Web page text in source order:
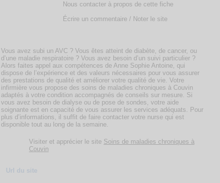
Nous contacter à propos de cette fiche
Écrire un commentaire / Noter le site
Vous avez subi un AVC ? Vous êtes atteint de diabète, de cancer, ou
d’une maladie respiratoire ? Vous avez besoin d’un suivi particulier ?
Alors faites appel aux compétences de Anne Sophie Antoine, qui
dispose de l’expérience et des valeurs nécessaires pour vous assurer
des prestations de qualité et améliorer votre qualité de vie. Votre
infirmière vous propose des soins de maladies chroniques à Couvin
adaptés à votre condition accompagnés de conseils sur mesure. Si
vous avez besoin de dialyse ou de pose de sondes, votre aide
soignante est en capacité de vous assurer les services adéquats. Pour
plus d’informations, il suffit de faire contacter votre nurse qui est
disponible tout au long de la semaine.
Visiter et apprécier le site Soins de maladies chroniques à
Couvin
Url du site